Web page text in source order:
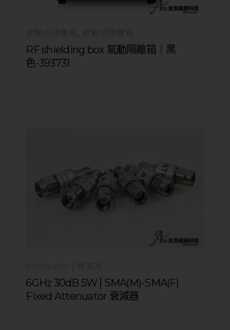
RF shielding box 氣動隔離箱｜黑
色-393731
6GHz 30dB 5W│SMA(M)-SMA(F)
Fixed Attenuator 衰減器